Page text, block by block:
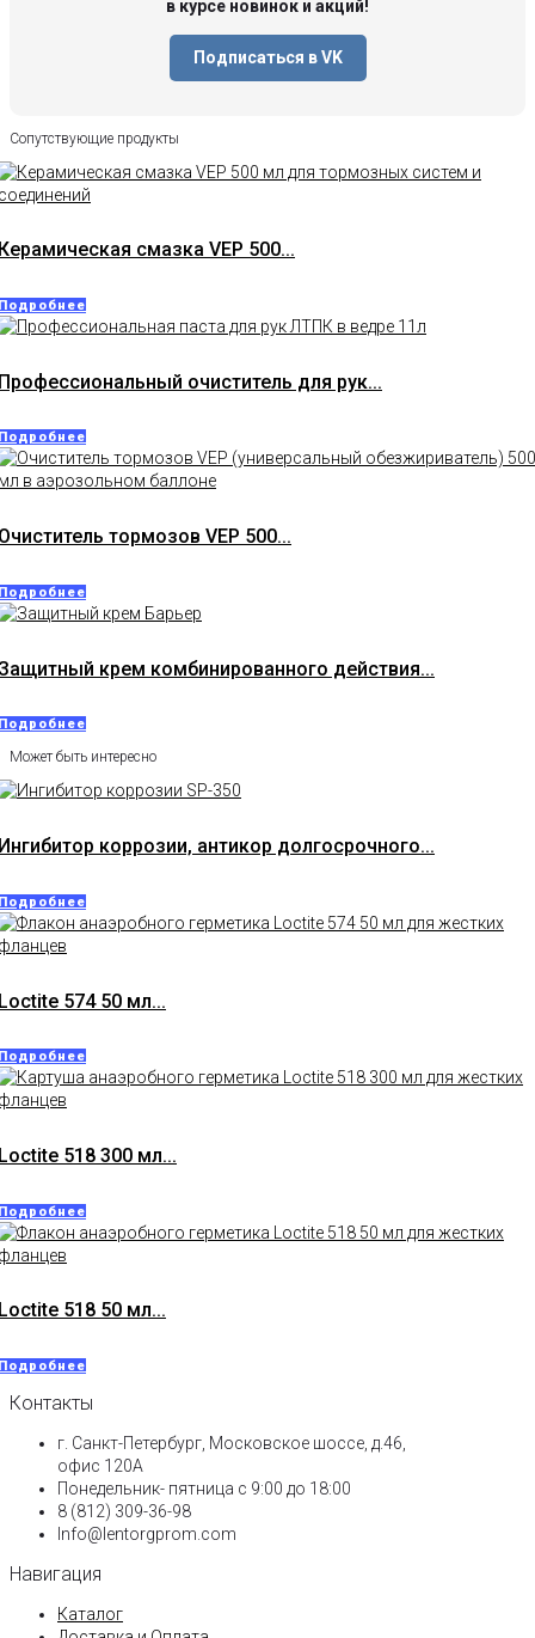
в курсе новинок и акций!
Подписаться в VK
Сопутствующие продукты
смазка VEP 500...
очиститель для рук...
тормозов VEP 500...
крем комбинированного действия...
Может быть интересно
коррозии, антикор долгосрочного...
574 50 мл...
518 300 мл...
518 50 мл...
Контакты
г. Санкт-Петербург, Московское шоссе, д.46,
офис 120А
Понедельник- пятница с 9:00 до 18:00​
8 (812) 309-36-98
Info@lentorgprom.com
Навигация
Каталог